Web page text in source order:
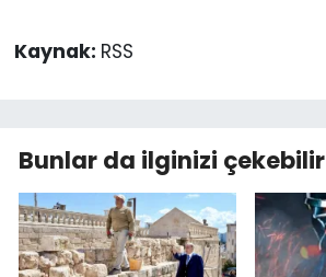
Kaynak: RSS
Bunlar da ilginizi çekebilir